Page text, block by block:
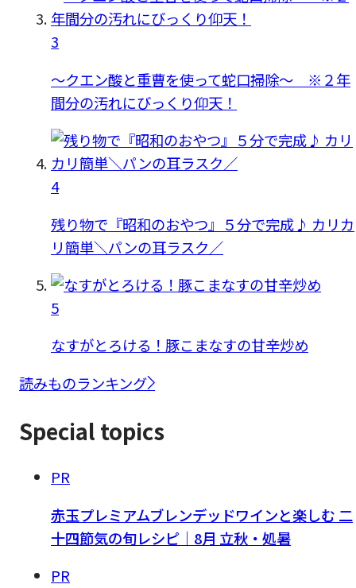
3
〜クエン酸と重曹を使って蛇口掃除〜 ※２年
間分の汚れにびっくり仰天！
4
残り物で『昭和のおやつ』５分で完成♪ カリカ
リ簡単＼パンの耳ラスク／
5
なすがとろける！豚こまなすの甘辛炒め
読みものランキング
Special topics
PR
赤玉プレミアムブレンデッドワインと楽しむ 二
十四節気の旬レシピ｜8月 立秋・処暑
PR